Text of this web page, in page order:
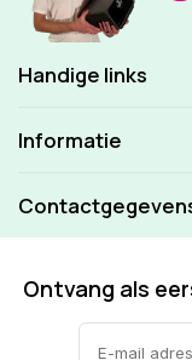
Handige links
Informatie
Ontvang als